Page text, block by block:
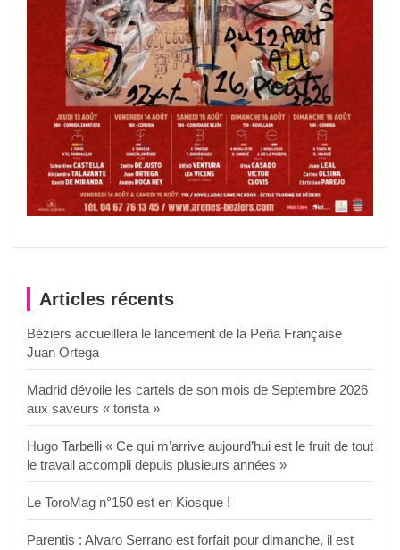
Articles récents
Béziers accueillera le lancement de la Peña Française
Juan Ortega
Madrid dévoile les cartels de son mois de Septembre 2026
aux saveurs « torista »
Hugo Tarbelli « Ce qui m’arrive aujourd’hui est le fruit de tout
le travail accompli depuis plusieurs années »
Le ToroMag n°150 est en Kiosque !
Parentis : Alvaro Serrano est forfait pour dimanche, il est